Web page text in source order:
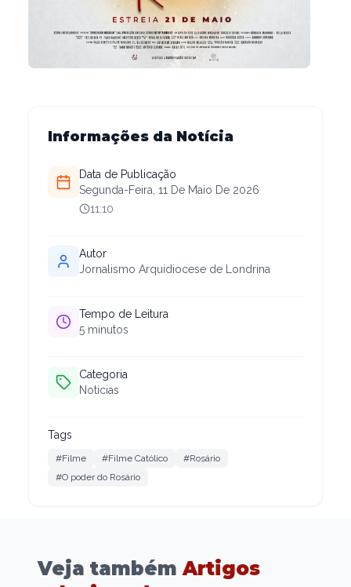
Informações da Notícia
Data de Publicação
Segunda-Feira, 11 De Maio De 2026
11:10
Autor
Jornalismo Arquidiocese de Londrina
Tempo de Leitura
5 minutos
Categoria
Notícias
Tags
#Filme #Filme Católico
#Rosário
#O poder do Rosário
Veja tambémArtigos